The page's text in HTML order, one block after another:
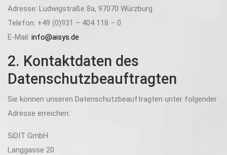
Adresse: Ludwigstraße 8a, 97070 Würzburg
Telefon: +49 (0)931 – 404 118 – 0
E-Mail: info@aisys.de
2. Kontaktdaten des
Datenschutzbeauftragten
Sie können unseren Datenschutzbeauftragten unter folgender
Adresse erreichen:
SiDIT GmbH
Langgasse 20